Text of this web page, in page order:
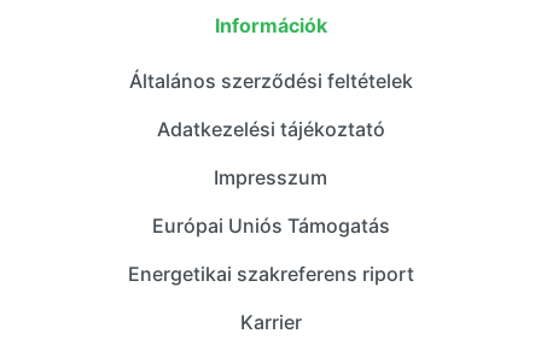
Információk
Általános szerződési feltételek
Adatkezelési tájékoztató
Impresszum
Európai Uniós Támogatás
Energetikai szakreferens riport
Karrier